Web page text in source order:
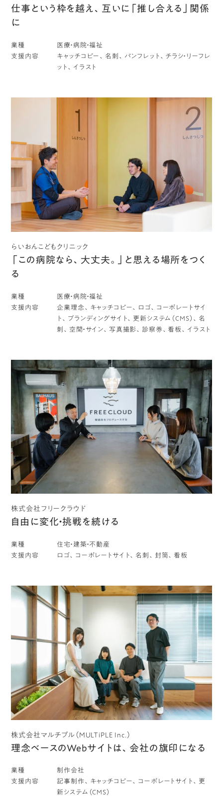
仕事という枠を越え、互いに「推し合える」関係
に
業種
医療・病院・福祉
支援内容
キャッチコピー、名刺、パンフレット、チラシ・リーフレ
ット、イラスト
らいおんこどもクリニック
「この病院なら、大丈夫。」と思える場所をつく
る
業種
医療・病院・福祉
支援内容
企業理念、キャッチコピー、ロゴ、コーポレートサイ
ト、ブランディングサイト、更新システム（CMS）、名
刺、空間・サイン、写真撮影、診察券、看板、イラスト
株式会社フリークラウド
自由に変化・挑戦を続ける
業種
住宅・建築・不動産
支援内容
ロゴ、コーポレートサイト、名刺、封筒、看板
株式会社マルチプル（MULTiPLE Inc.）
理念ベースのWebサイトは、会社の旗印になる
業種
制作会社
支援内容
記事制作、キャッチコピー、コーポレートサイト、更
新システム（CMS）